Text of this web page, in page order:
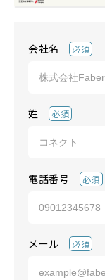
会社名 必須
姓 必須
電話番号 必須
メール 必須